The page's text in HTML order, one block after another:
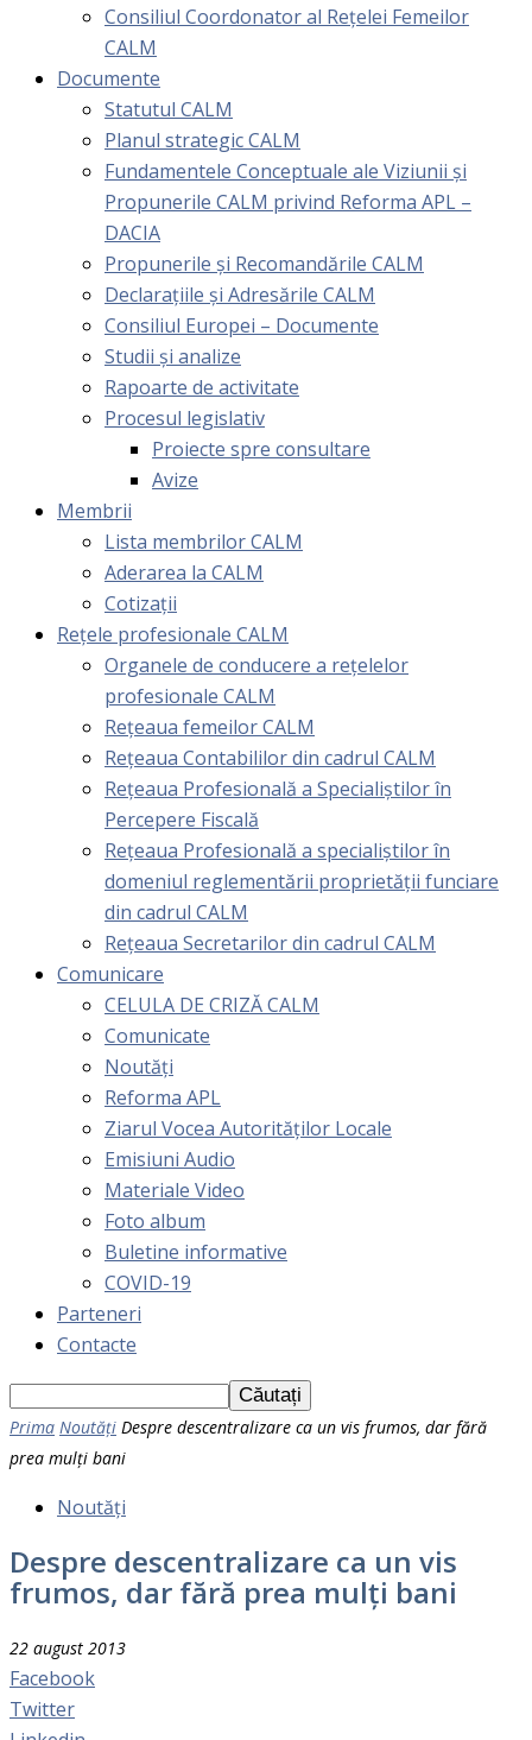
Consiliul Coordonator al Rețelei Femeilor
CALM
Documente
Statutul CALM
Planul strategic CALM
Fundamentele Conceptuale ale Viziunii și
Propunerile CALM privind Reforma APL –
DACIA
Propunerile și Recomandările CALM
Declarațiile și Adresările CALM
Consiliul Europei – Documente
Studii și analize
Rapoarte de activitate
Procesul legislativ
Proiecte spre consultare
Avize
Membrii
Lista membrilor CALM
Aderarea la CALM
Cotizaţii
Rețele profesionale CALM
Organele de conducere a rețelelor
profesionale CALM
Rețeaua femeilor CALM
Rețeaua Contabililor din cadrul CALM
Rețeaua Profesională a Specialiștilor în
Percepere Fiscală
Reţeaua Profesională a specialiştilor în
domeniul reglementării proprietăţii funciare
din cadrul CALM
Rețeaua Secretarilor din cadrul CALM
Comunicare
CELULA DE CRIZĂ CALM
Comunicate
Noutăți
Reforma APL
Ziarul Vocea Autorităților Locale
Emisiuni Audio
Materiale Video
Foto album
Buletine informative
COVID-19
Parteneri
Contacte
Prima Noutăți Despre descentralizare ca un vis frumos, dar fără
prea mulți bani
Noutăți
Despre descentralizare ca un vis
frumos, dar fără prea mulți bani
22 august 2013
Facebook
Twitter